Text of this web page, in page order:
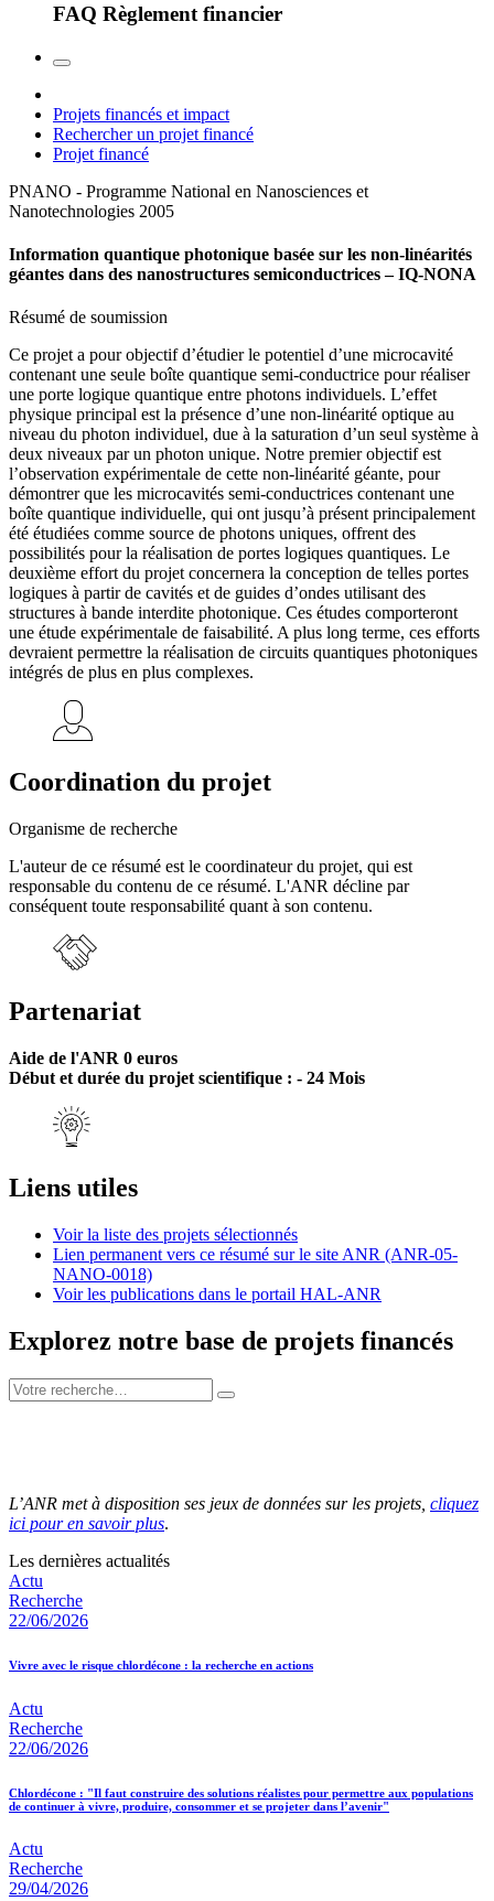
FAQ Règlement financier
Projets financés et impact
Rechercher un projet financé
Projet financé
PNANO - Programme National en Nanosciences et
Nanotechnologies 2005
Information quantique photonique basée sur les non-linéarités
géantes dans des nanostructures semiconductrices – IQ-NONA
Résumé de soumission
Ce projet a pour objectif d’étudier le potentiel d’une microcavité
contenant une seule boîte quantique semi-conductrice pour réaliser
une porte logique quantique entre photons individuels. L’effet
physique principal est la présence d’une non-linéarité optique au
niveau du photon individuel, due à la saturation d’un seul système à
deux niveaux par un photon unique. Notre premier objectif est
l’observation expérimentale de cette non-linéarité géante, pour
démontrer que les microcavités semi-conductrices contenant une
boîte quantique individuelle, qui ont jusqu’à présent principalement
été étudiées comme source de photons uniques, offrent des
possibilités pour la réalisation de portes logiques quantiques. Le
deuxième effort du projet concernera la conception de telles portes
logiques à partir de cavités et de guides d’ondes utilisant des
structures à bande interdite photonique. Ces études comporteront
une étude expérimentale de faisabilité. A plus long terme, ces efforts
devraient permettre la réalisation de circuits quantiques photoniques
intégrés de plus en plus complexes.
Coordination du projet
Organisme de recherche
L'auteur de ce résumé est le coordinateur du projet, qui est
responsable du contenu de ce résumé. L'ANR décline par
conséquent toute responsabilité quant à son contenu.
Partenariat
Aide de l'ANR 0 euros
Début et durée du projet scientifique : - 24 Mois
Liens utiles
Voir la liste des projets sélectionnés
Lien permanent vers ce résumé sur le site ANR (ANR-05-
NANO-0018)
Voir les publications dans le portail HAL-ANR
Explorez notre base de projets financés
L’ANR met à disposition ses jeux de données sur les projets, cliquez
ici pour en savoir plus.
Les dernières actualités
Actu
Recherche
22/06/2026
Vivre avec le risque chlordécone : la recherche en actions
Actu
Recherche
22/06/2026
Chlordécone : "Il faut construire des solutions réalistes pour permettre aux populations
de continuer à vivre, produire, consommer et se projeter dans l’avenir"
Actu
Recherche
29/04/2026